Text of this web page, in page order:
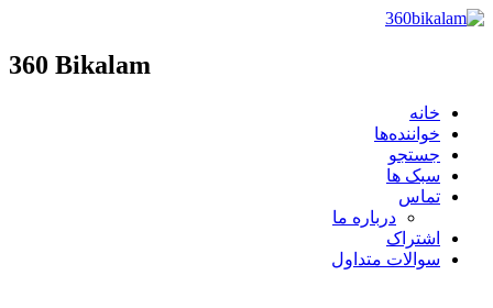
360 Bikalam
خانه
خواننده‌ها
جستجو
سبک ها
تماس
درباره ما
اشتراک
سوالات متداول